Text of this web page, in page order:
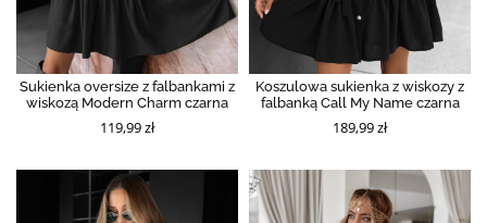
Sukienka oversize z falbankami z
wiskozą Modern Charm czarna
119,99 zł
Koszulowa sukienka z wiskozy z
falbanką Call My Name czarna
189,99 zł